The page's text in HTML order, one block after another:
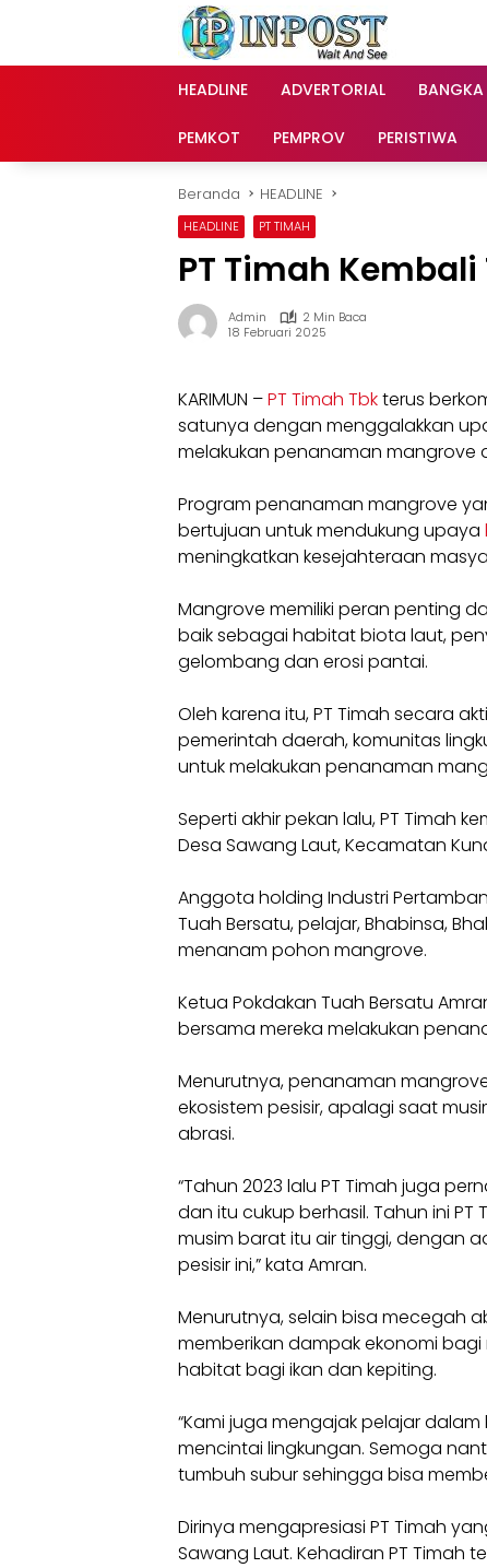
HEADLINE ADVERTORIAL BANGKA
PEMKOT PEMPROV PERISTIWA
Beranda HEADLINE
HEADLINE PT TIMAH
PT Timah
Admin
2 Min Baca
18 Februari 2025
KARIMUN –PT Timah Tbkterus
satunya dengan menggalakkan
melakukan penanaman mangrove
Program penanaman mangrove
bertujuan untuk mendukung upaya
meningkatkan kesejahteraan
Mangrove memiliki peran penting
baik sebagai habitat biota laut,
gelombang dan erosi pantai.
Oleh karena itu, PT Timah secara
pemerintah daerah, komunitas
untuk melakukan penanaman
Seperti akhir pekan lalu, PT Timah
Desa Sawang Laut, Kecamatan
Anggota holding Industri
Tuah Bersatu, pelajar, Bhabinsa,
menanam pohon mangrove.
Ketua Pokdakan Tuah Bersatu
bersama mereka melakukan
Menurutnya, penanaman
ekosistem pesisir, apalagi saat
abrasi.
“Tahun 2023 lalu PT Timah juga
dan itu cukup berhasil. Tahun ini
musim barat itu air tinggi, dengan
pesisir ini,” kata Amran.
Menurutnya, selain bisa mecegah
memberikan dampak ekonomi
habitat bagi ikan dan kepiting.
“Kami juga mengajak pelajar
mencintai lingkungan. Semoga
tumbuh subur sehingga bisa
Dirinya mengapresiasi PT Timah
Sawang Laut. Kehadiran PT Timah